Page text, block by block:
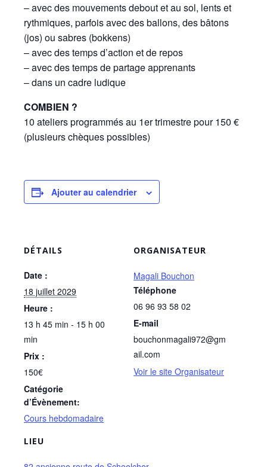
– avec des mouvements debout et au sol, lents et
rythmiques, parfois avec des ballons, des bâtons
(jos) ou sabres (bokkens)
– avec des temps d’action et de repos
– avec des temps de partage apprenants
– dans un cadre ludique
COMBIEN ?
10 ateliers programmés au 1er trimestre pour 150 €
(plusieurs chèques possibles)
Ajouter au calendrier
DÉTAILS
Date :
18 juillet 2029
Heure :
13 h 45 min - 15 h 00
min
Prix :
150€
Catégorie
d’Évènement:
Cours hebdomadaire
LIEU
ORGANISATEUR
Magali Bouchon
Téléphone
06 96 93 58 02
E-mail
bouchonmagali972@gm
ail.com
Voir le site Organisateur